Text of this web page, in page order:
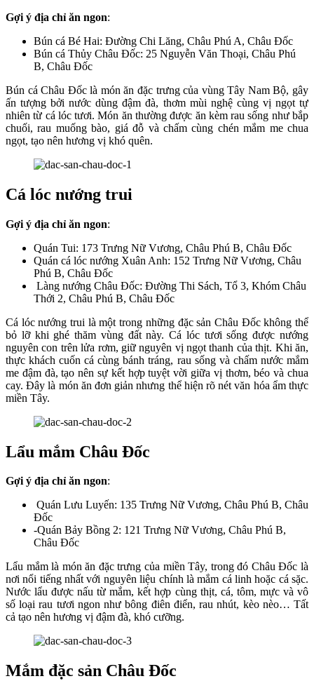
Gợi ý địa chỉ ăn ngon:
Bún cá Bé Hai: Đường Chi Lăng, Châu Phú A, Châu Đốc
Bún cá Thủy Châu Đốc: 25 Nguyễn Văn Thoại, Châu Phú
B, Châu Đốc
Bún cá Châu Đốc là món ăn đặc trưng của vùng Tây Nam Bộ, gây
ấn tượng bởi nước dùng đậm đà, thơm mùi nghệ cùng vị ngọt tự
nhiên từ cá lóc tươi. Món ăn thường được ăn kèm rau sống như bắp
chuối, rau muống bào, giá đỗ và chấm cùng chén mắm me chua
ngọt, tạo nên hương vị khó quên.
Cá lóc nướng trui
Gợi ý địa chỉ ăn ngon:
Quán Tui: 173 Trưng Nữ Vương, Châu Phú B, Châu Đốc
Quán cá lóc nướng Xuân Anh: 152 Trưng Nữ Vương, Châu
Phú B, Châu Đốc
Làng nướng Châu Đốc: Đường Thi Sách, Tổ 3, Khóm Châu
Thới 2, Châu Phú B, Châu Đốc
Cá lóc nướng trui là một trong những đặc sản Châu Đốc không thể
bỏ lỡ khi ghé thăm vùng đất này. Cá lóc tươi sống được nướng
nguyên con trên lửa rơm, giữ nguyên vị ngọt thanh của thịt. Khi ăn,
thực khách cuốn cá cùng bánh tráng, rau sống và chấm nước mắm
me đậm đà, tạo nên sự kết hợp tuyệt vời giữa vị thơm, béo và chua
cay. Đây là món ăn đơn giản nhưng thể hiện rõ nét văn hóa ẩm thực
miền Tây.
Lẩu mắm Châu Đốc
Gợi ý địa chỉ ăn ngon:
Quán Lưu Luyến: 135 Trưng Nữ Vương, Châu Phú B, Châu
Đốc
-Quán Bảy Bồng 2: 121 Trưng Nữ Vương, Châu Phú B,
Châu Đốc
Lẩu mắm là món ăn đặc trưng của miền Tây, trong đó Châu Đốc là
nơi nổi tiếng nhất với nguyên liệu chính là mắm cá linh hoặc cá sặc.
Nước lẩu được nấu từ mắm, kết hợp cùng thịt, cá, tôm, mực và vô
số loại rau tươi ngon như bông điên điển, rau nhút, kèo nèo… Tất
cả tạo nên hương vị đậm đà, khó cưỡng.
Mắm đặc sản Châu Đốc